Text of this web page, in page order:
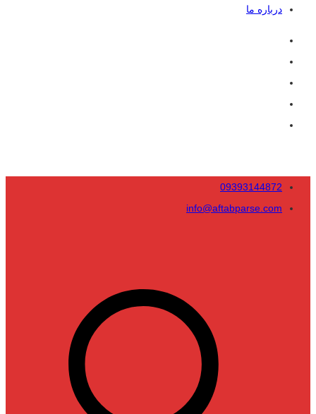
درباره ما
09393144872
info@aftabparse.com